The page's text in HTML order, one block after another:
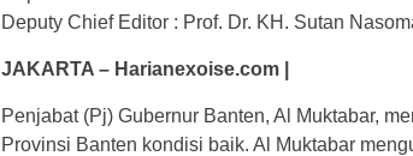
Deputy Chief Editor : Prof. Dr. KH. Sutan
JAKARTA – Harianexoise.com |
Penjabat (Pj) Gubernur Banten, Al Muktabar,
Provinsi Banten kondisi baik. Al Muktabar